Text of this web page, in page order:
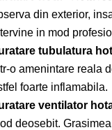
din exterior,
in mod
tubulatura
o amenintare reala
foarte inflamabila.
ventilator
deosebit.